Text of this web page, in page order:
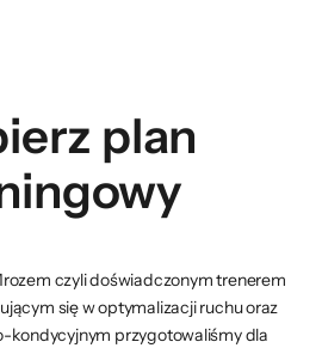
plan
czyli doświadczonym trenerem
się w optymalizacji ruchu oraz
kondycyjnym przygotowaliśmy dla